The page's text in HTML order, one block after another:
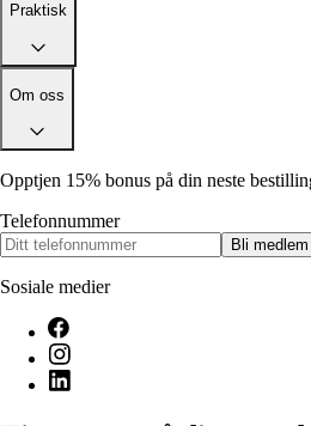
Praktisk
Om oss
Opptjen 15% bonus på din neste
Telefonnummer
Bli medlem
Sosiale medier